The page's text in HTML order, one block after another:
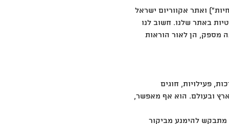
ואתר אקווריום ישראל
באתר שלנו. חשוב לנו
מספק, הן לאור הוראות
פעילויות, חוגים
ובעולם. הוא אף מאפשר,
מתבקש להימנע מביקור